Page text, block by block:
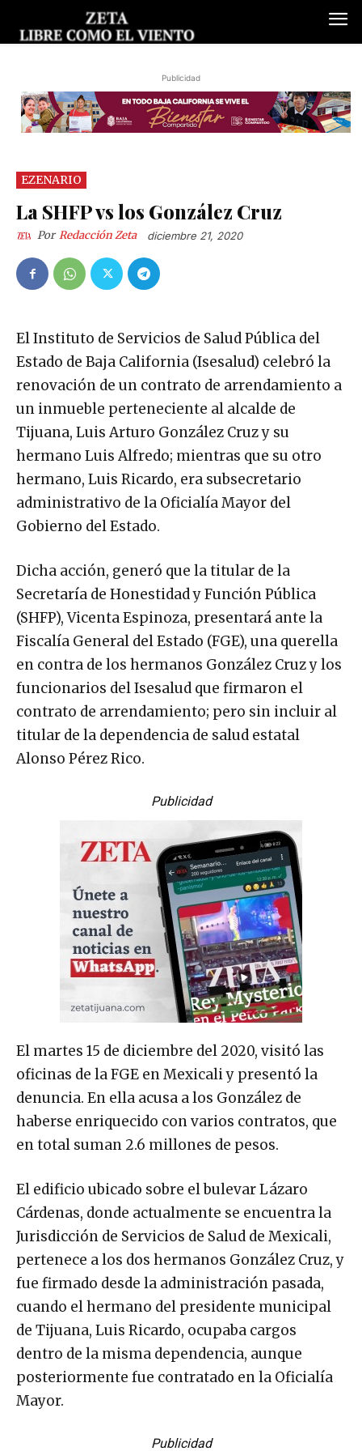
Publicidad
EZENARIO
La SHFP vs los González Cruz
Por Redacción Zeta diciembre 21, 2020
El Instituto de Servicios de Salud Pública del
Estado de Baja California (Isesalud) celebró la
renovación de un contrato de arrendamiento a
un inmueble perteneciente al alcalde de
Tijuana, Luis Arturo González Cruz y su
hermano Luis Alfredo; mientras que su otro
hermano, Luis Ricardo, era subsecretario
administrativo de la Oficialía Mayor del
Gobierno del Estado.
Dicha acción, generó que la titular de la
Secretaría de Honestidad y Función Pública
(SHFP), Vicenta Espinoza, presentará ante la
Fiscalía General del Estado (FGE), una querella
en contra de los hermanos González Cruz y los
funcionarios del Isesalud que firmaron el
contrato de arrendamiento; pero sin incluir al
titular de la dependencia de salud estatal
Alonso Pérez Rico.
Publicidad
El martes 15 de diciembre del 2020, visitó las
oficinas de la FGE en Mexicali y presentó la
denuncia. En ella acusa a los González de
haberse enriquecido con varios contratos, que
en total suman 2.6 millones de pesos.
El edificio ubicado sobre el bulevar Lázaro
Cárdenas, donde actualmente se encuentra la
Jurisdicción de Servicios de Salud de Mexicali,
pertenece a los dos hermanos González Cruz, y
fue firmado desde la administración pasada,
cuando el hermano del presidente municipal
de Tijuana, Luis Ricardo, ocupaba cargos
dentro de la misma dependencia, aunque
posteriormente fue contratado en la Oficialía
Mayor.
Publicidad